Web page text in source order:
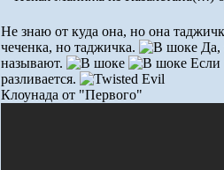
Не знаю от куда она, но она
чеченка, но таджичка.
Да,
называют.
Если
разливается.
Клоунада от "Первого"